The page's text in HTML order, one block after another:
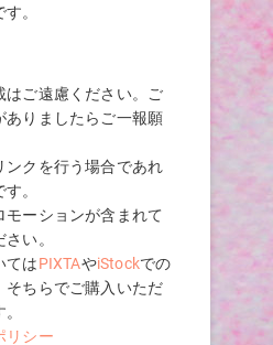
。
はご遠慮ください。ご
ありましたらご一報願
ンクを行う場合であれ
。
モーションが含まれて
い。
てはPIXTAやiStockでの
そちらでご購入いただ
リシー